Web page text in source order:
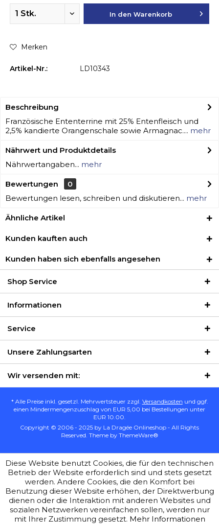
In den Warenkorb
Merken
Artikel-Nr.: LD10343
Beschreibung
Französische Ententerrine mit 25% Entenfleisch und
2,5% kandierte Orangenschale sowie Armagnac.... mehr
Nährwert und Produktdetails
Nährwertangaben... mehr
Bewertungen
0
Bewertungen lesen, schreiben und diskutieren... mehr
Ähnliche Artikel
Kunden kauften auch
Kunden haben sich ebenfalls angesehen
Shop Service
Informationen
Service
Unsere Zahlungsarten
Wir versenden mit:
* Alle Preise inkl. gesetzl. Mehrwertsteuer zzgl. Versandkosten und ggf.
einen Mindermengenzuschlag von EUR 5,00 bei Bestellungen unter
EUR 10.00.
Copyright © 2006 - 2025 by La Dragée Onlineshop - All Rights
Reserved. Theme by ThemeWare®
Diese Website benutzt Cookies, die für den technischen
Betrieb der Website erforderlich sind und stets gesetzt
werden. Andere Cookies, die den Komfort bei
Benutzung dieser Website erhöhen, der Direktwerbung
dienen oder die Interaktion mit anderen Websites und
sozialen Netzwerken vereinfachen sollen, werden nur
mit Ihrer Zustimmung gesetzt. Mehr Informationen